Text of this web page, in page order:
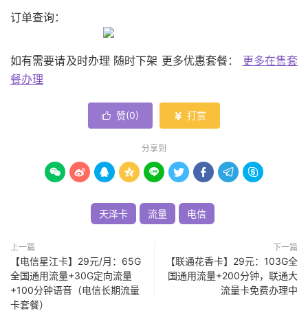
订单查询：
如有需要请及时办理 随时下架 更多优惠套餐： 更多在售套
餐办理
 赞(0)  打赏
分享到
        
天泽卡 流量 电信
上一篇
【电信星江卡】29元/月：65G
全国通用流量+30G定向流量
+100分钟语音（电信长期流量
卡套餐）
下一篇
【联通花香卡】29元：103G全
国通用流量+200分钟，联通大
流量卡免费办理中